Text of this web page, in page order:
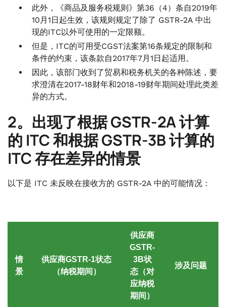
此外，《商品及服务税规则》第36（4）条自2019年
10月1日起生效，该规则规定了除了 GSTR-2A 中出
现的ITC以外可使用的一定限额。
但是，ITC的可用受CGST法案第16条规定的限制和
条件的约束，该条款自2017年7月1日起适用。
因此，该部门收到了贸易和税务机关的各种陈述，要
求澄清在2017-18财年和2018-19财年期间处理此类差
异的方式。
2。出现了根据 GSTR-2A 计算
的 ITC 和根据 GSTR-3B 计算的
ITC 存在差异的情景
以下是 ITC 未反映在接收方的 GSTR-2A 中的可能情况：
情
景
供应商GSTR-1状态
（纳税期间）
供应商
GSTR-
3B状
态（对
应纳税
期间）
涉及问题